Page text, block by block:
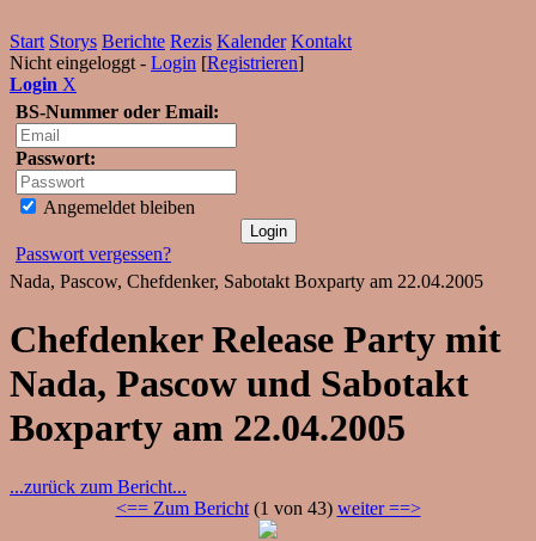
Start Storys Berichte Rezis Kalender Kontakt
Nicht eingeloggt - Login [Registrieren]
Login X
BS-Nummer oder Email:
Passwort:
Angemeldet bleiben
Passwort vergessen?
Nada, Pascow, Chefdenker, Sabotakt Boxparty am 22.04.2005
Chefdenker Release Party mit
Nada, Pascow und Sabotakt
Boxparty am 22.04.2005
...zurück zum Bericht...
<== Zum Bericht(1 von 43) weiter ==>